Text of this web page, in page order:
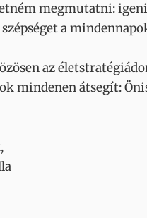
megmutatni:
a
az
mindenen átsegít: